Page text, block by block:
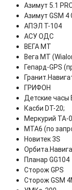
Азимут 5.1
Азимут GSM 4
АПЭЛ Т-104
АСУ ОДС
ВЕГА МТ
Вега МТ
Гепард-GPS
ГРИФОН
Детские часы
Касби DT-20;
Меркурий ТА-
МТА6 (по
Новитек 3S
Планар GG104
Сторож GPS
Сторож GSM